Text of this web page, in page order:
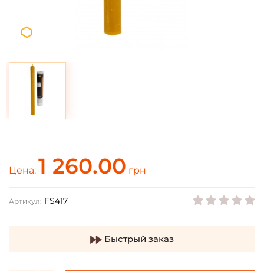
Цена: 1 260.00 грн
Артикул: FS417
Быстрый заказ